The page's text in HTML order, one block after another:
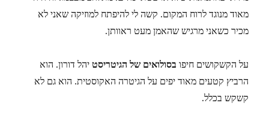
מאוד מנוגד לרוח המקום. קשה לי להיפתח למוזיקה שאני לא
מכיר כשאני מרגיש שהאמן מעט ראוותן.
על הקשקושים חיפו בסולואים של הגיטריסט יהל דורון. הוא
הרביץ קטעים מאוד יפים על הגיטרה האקוסטית. הוא גם לא
קשקש בכלל.